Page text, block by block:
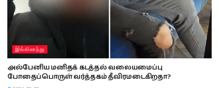
இங்கிலாந்து
அல்பேனிய மனிதக் கடத்தல் வலையமைப்பு
போதைப்பொருள் வர்த்தகம் தீவிரமடைகிறதா?